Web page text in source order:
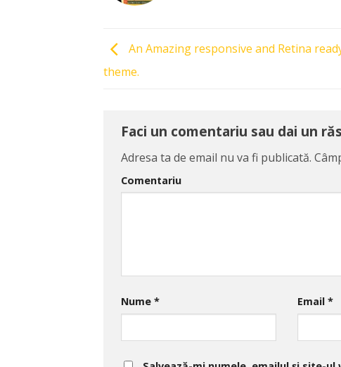
An Amazing responsive and Retina
theme.
Faci un comentariu sau dai un
Adresa ta de email nu va fi publicată.
Comentariu
Nume * Email *